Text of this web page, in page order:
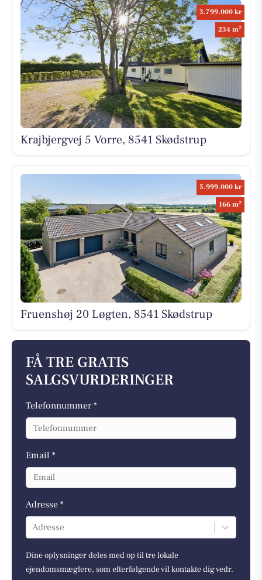
3.799.000 kr
234 m2
Krajbjergvej 5 Vorre, 8541 Skødstrup
5.999.000 kr
166 m2
Fruenshøj 20 Løgten, 8541 Skødstrup
FÅ TRE GRATIS
SALGSVURDERINGER
Telefonnummer *
Email *
Adresse *
Adresse
Dine oplysninger deles med op til tre lokale
ejendomsmæglere, som efterfølgende vil kontakte dig vedr.